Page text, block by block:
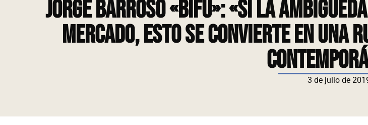
Jorge Barroso «Bifu»: «Si la
mercado, esto se convierte en una
3 de julio de